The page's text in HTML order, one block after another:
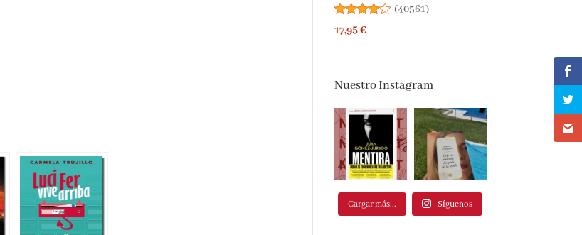
(40561)
17,95 €
Nuestro Instagram
Cargar más... Síguenos